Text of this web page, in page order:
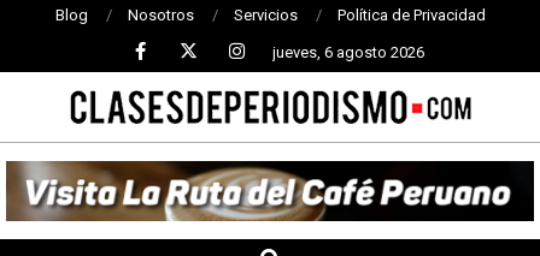
Blog Nosotros Servicios Política de Privacidad
jueves, 6 agosto 2026
CLASES
DE
PERIODISMO